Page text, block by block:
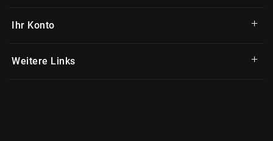
Ihr Konto
Weitere Links